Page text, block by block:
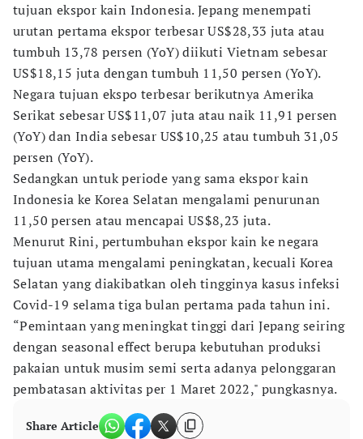
tujuan ekspor kain Indonesia. Jepang menempati
urutan pertama ekspor terbesar US$28,33 juta atau
tumbuh 13,78 persen (YoY) diikuti Vietnam sebesar
US$18,15 juta dengan tumbuh 11,50 persen (YoY).
Negara tujuan ekspo terbesar berikutnya Amerika
Serikat sebesar US$11,07 juta atau naik 11,91 persen
(YoY) dan India sebesar US$10,25 atau tumbuh 31,05
persen (YoY).
Sedangkan untuk periode yang sama ekspor kain
Indonesia ke Korea Selatan mengalami penurunan
11,50 persen atau mencapai US$8,23 juta.
Menurut Rini, pertumbuhan ekspor kain ke negara
tujuan utama mengalami peningkatan, kecuali Korea
Selatan yang diakibatkan oleh tingginya kasus infeksi
Covid-19 selama tiga bulan pertama pada tahun ini.
“Pemintaan yang meningkat tinggi dari Jepang seiring
dengan seasonal effect berupa kebutuhan produksi
pakaian untuk musim semi serta adanya pelonggaran
pembatasan aktivitas per 1 Maret 2022," pungkasnya.
Share Article